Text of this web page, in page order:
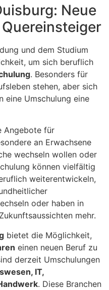
Neue
und dem Studium
um sich beruflich
. Besonders für
stehen, aber sich
eine Umschulung eine
Angebote für
an Erwachsene
wechseln wollen oder
können vielfältig
weiterentwickeln,
oder haben in
mehr.
bietet die Möglichkeit,
einen neuen Beruf zu
derzeit Umschulungen
IT,
. Diese Branchen